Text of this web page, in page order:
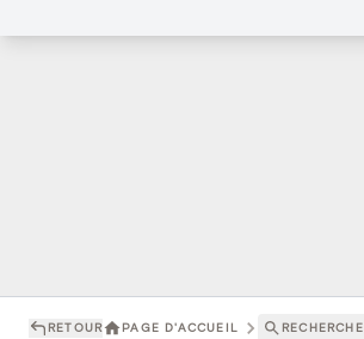
RETOUR PAGE D'ACCUEIL RECHERCHE